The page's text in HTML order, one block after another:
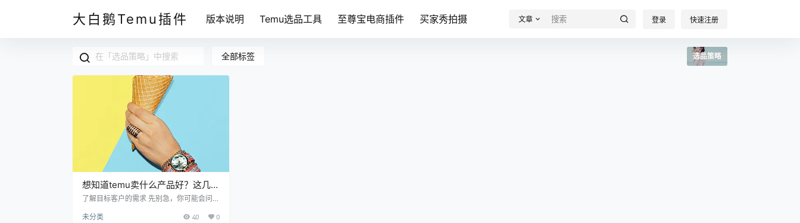
大白鹅Temu插件 版本说明 Temu选品工具 至尊宝电商插件 买家秀拍摄 文章 登录 快速注册
全部标签 选品策略
想知道temu卖什么产品好？这几点
让你瞬间掌握热销秘诀！
了解目标客户的需求 先别急，你可能会问，
这个问题不难。我之前也面临过这个困扰，
未分类 40 0